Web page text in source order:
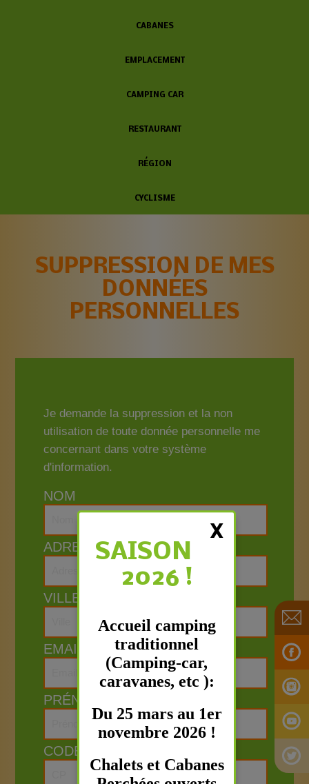
X
SAISON
2026 !
Accueil camping
traditionnel
(Camping-car,
caravanes, etc ):
Du 25 mars au 1er
novembre 2026 !
Chalets et Cabanes
CABANES
EMPLACEMENT
CAMPING CAR
RESTAURANT
RÉGION
CYCLISME
SUPPRESSION DE MES
DONNÉES
PERSONNELLES
Je demande la suppression et la non
utilisation de toute donnée personnelle me
concernant dans votre système
d'information.
NOM
ADRESSE
VILLE
EMAIL
PRÉNOM
CODE POSTAL